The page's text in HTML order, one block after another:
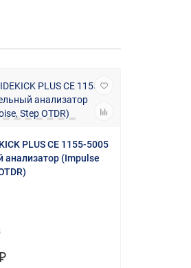
PLUS CE 1155-5005
анализатор (Impulse